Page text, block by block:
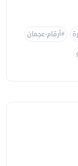
#أرقام-عجمان